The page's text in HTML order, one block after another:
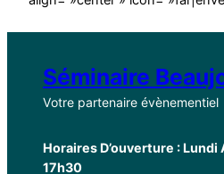
Séminaire
Votre partenaire évènementiel
Horaires D’ouverture : Lundi
17h30